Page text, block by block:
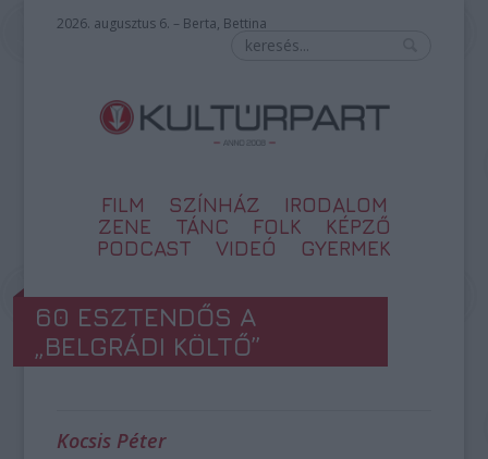
2026. augusztus 6. – Berta, Bettina
FILM SZÍNHÁZ
IRODALOM
ZENE
TÁNC FOLK
KÉPZŐ
PODCAST
VIDEÓ GYERMEK
60 ESZTENDŐS A
„BELGRÁDI KÖLTŐ”
Kocsis Péter